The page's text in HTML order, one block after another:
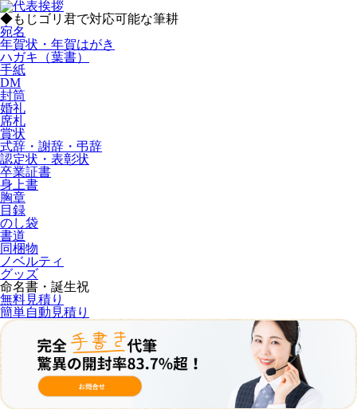
◆もじゴリ君で対応可能な筆耕
宛名
年賀状・年賀はがき
ハガキ（葉書）
手紙
DM
封筒
婚礼
席札
賞状
式辞・謝辞・弔辞
認定状・表彰状
卒業証書
身上書
胸章
目録
のし袋
書道
同梱物
ノベルティ
グッズ
命名書・誕生祝
無料見積り
簡単自動見積り